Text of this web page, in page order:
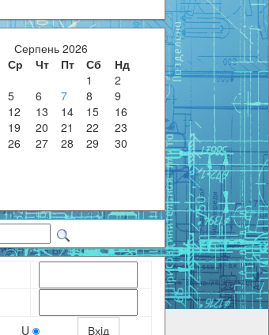
Серпень 2026
Ср Чт Пт Сб
Нд
1
2
5 6 7 8
9
12 13 14 15
16
19 20 21 22
23
26 27 28 29
30
U